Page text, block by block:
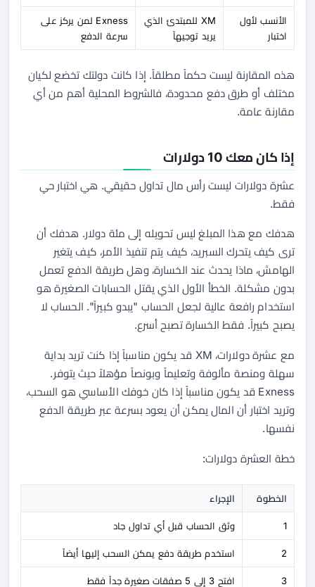
الأنسب لأول
اختبار
XM للمبتدئ الذي
يريد توجيهاً
Exness لمن يركز على
سرعة الدفع
هذه المقارنة ليست حكماً مطلقاً. إذا كانت دولتك تخضع لكيان
مختلف أو طرق دفع محدودة، فالشروط المحلية أهم من أي
مقارنة عامة.
إذا كان معك 10 دولارات
عشرة دولارات ليست رأس مال تداول حقيقي. هي اختبار حي
فقط.
هدفك مع هذا المبلغ ليس تحويله إلى مئة دولار. هدفك أن
ترى كيف يتحرك السبريد، كيف يتم تنفيذ الأمر، كيف يتغير
الهامش، ماذا يحدث عند الخسارة، وهل طريقة الدفع تعمل
بدون مشكلة. الخطأ الأول الذي يقتل الحسابات الصغيرة هو
استخدام رافعة عالية لجعل الحساب "يبدو كبيراً". الحساب لا
يصبح كبيراً. فقط الخسارة تصبح أسرع.
مع عشرة دولارات، XM قد يكون مناسباً إذا كنت تريد بداية
سهلة ومنصة مألوفة وتعليماً وبونصاً مؤهلاً حيث يتوفر.
Exness قد يكون مناسباً إذا كان خوفك الأساسي هو السحب،
وتريد اختبار أن المال يمكن أن يعود بسرعة عبر طريقة الدفع
نفسها.
خطة العشرة دولارات:
الخطوة الإجراء
1 وثق الحساب قبل أي تداول جاد
2 استخدم طريقة دفع يمكن السحب إليها أيضاً
3 افتح 3 إلى 5 صفقات صغيرة جداً فقط